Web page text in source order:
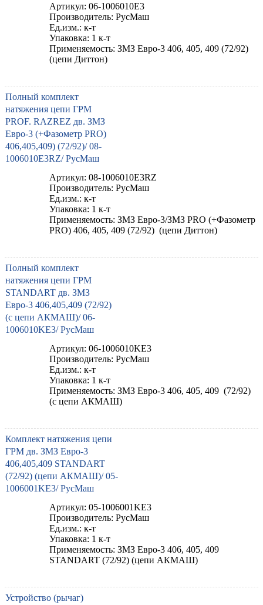
Артикул: 06-1006010E3
Производитель: РусМаш
Ед.изм.: к-т
Упаковка: 1 к-т
Применяемость: ЗМЗ Евро-3 406, 405, 409 (72/92)
(цепи Диттон)
Полный комплект
натяжения цепи ГРМ
PROF. RAZREZ дв. ЗМЗ
Евро-3 (+Фазометр PRO)
406,405,409) (72/92)/ 08-
1006010E3RZ/ РусМаш
Артикул: 08-1006010E3RZ
Производитель: РусМаш
Ед.изм.: к-т
Упаковка: 1 к-т
Применяемость: ЗМЗ Евро-3/ЗМЗ PRO (+Фазометр
PRO) 406, 405, 409 (72/92) (цепи Диттон)
Полный комплект
натяжения цепи ГРМ
STANDART дв. ЗМЗ
Евро-3 406,405,409 (72/92)
(с цепи АКМАШ)/ 06-
1006010KE3/ РусМаш
Артикул: 06-1006010KE3
Производитель: РусМаш
Ед.изм.: к-т
Упаковка: 1 к-т
Применяемость: ЗМЗ Евро-3 406, 405, 409 (72/92)
(с цепи АКМАШ)
Комплект натяжения цепи
ГРМ дв. ЗМЗ Евро-3
406,405,409 STANDART
(72/92) (цепи АКМАШ)/ 05-
1006001KE3/ РусМаш
Артикул: 05-1006001KE3
Производитель: РусМаш
Ед.изм.: к-т
Упаковка: 1 к-т
Применяемость: ЗМЗ Евро-3 406, 405, 409
STANDART (72/92) (цепи АКМАШ)
Устройство (рычаг)